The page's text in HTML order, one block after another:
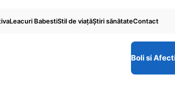
Leacuri BabestiStil de viaţăŞtiri sănătateContact
Boli si